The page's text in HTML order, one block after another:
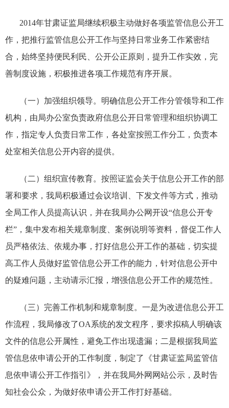
2014年甘肃证监局继续积极主动做好各项监管信息公开工
作， 把推行监管信息公开工作与坚持日常业务工作紧密结
合， 始终坚持便民利民、公开公正原则，提升工作实效，完
善制度设施，积极推进各项工作规范有序开展。
（一）加强组织领导。明确信息公开工作分管领导和工作
机构， 由局办公室负责政府信息公开日常管理和组织协调工
作， 指定专人负责日常工作，各处室按照工作分工，负责本
处室相关信息公开内容的提供。
（二）组织宣传教育。按照证监会关于信息公开工作的部
署和要求，我局积极通过会议培训、下发文件等方式，推动
全局工作人员提高认识，并在我局办公网开设“信息公开专
栏”，集中发布相关规章制度、案例说明等资料，督促工作人
员严格依法、依规办事，打好信息公开工作的基础， 切实提
高工作人员做好监管信息公开工作的能力，针对信息公开中
的疑难问题，主动请示汇报，增强信息公开工作的规范性。
（三）完善工作机制和规章制度。一是为改进信息公开工
作流程，我局修改了OA系统的发文程序，要求拟稿人明确该
文件的信息公开属性，避免工作出现遗漏；二是根据我局监
管信息依申请公开的工作制度，制定了《甘肃证监局监管信
息依申请公开工作指引 》，并在我局外网网站公示，及时告
知社会公众，为做好依申请公开工作打好基础。